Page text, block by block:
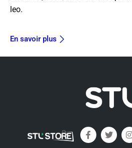
leo.
En savoir plus